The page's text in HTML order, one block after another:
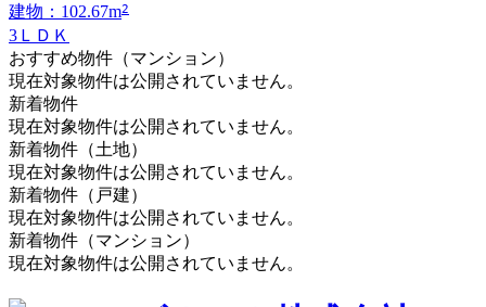
建物：102.67m2
3ＬＤＫ
おすすめ物件（マンション）
現在対象物件は公開されていません。
新着物件
現在対象物件は公開されていません。
新着物件（土地）
現在対象物件は公開されていません。
新着物件（戸建）
現在対象物件は公開されていません。
新着物件（マンション）
現在対象物件は公開されていません。